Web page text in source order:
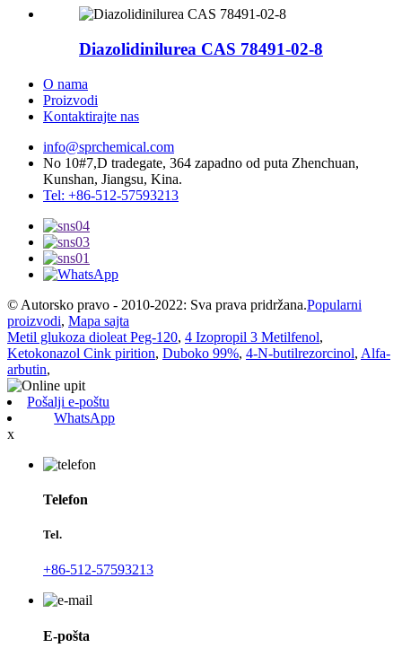
Diazolidinilurea CAS 78491-02-8
O nama
Proizvodi
Kontaktirajte nas
info@sprchemical.com
No 10#7,D tradegate, 364 zapadno od puta Zhenchuan,
Kunshan, Jiangsu, Kina.
Tel: +86-512-57593213
© Autorsko pravo - 2010-2022: Sva prava pridržana.Popularni
proizvodi, Mapa sajta
Metil glukoza dioleat Peg-120, 4 Izopropil 3 Metilfenol,
Ketokonazol Cink pirition, Duboko 99%, 4-N-butilrezorcinol, Alfa-
arbutin,
Pošalji e-poštu
WhatsApp
x
Telefon
Tel.
+86-512-57593213
E-pošta